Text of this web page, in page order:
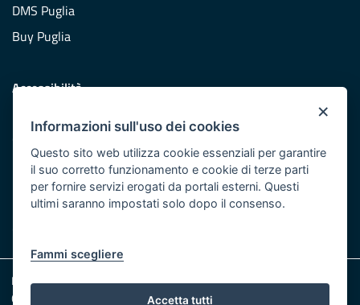
×
Informazioni sull'uso dei cookies
Questo sito web utilizza cookie essenziali per garantire
il suo corretto funzionamento e cookie di terze parti
per fornire servizi erogati da portali esterni. Questi
ultimi saranno impostati solo dopo il consenso.
Fammi scegliere
Accetta tutti
DMS Puglia
Buy Puglia
Accessibilità
Redazione
Responsabili pubblicazione
Note legali
Cookie e Privacy